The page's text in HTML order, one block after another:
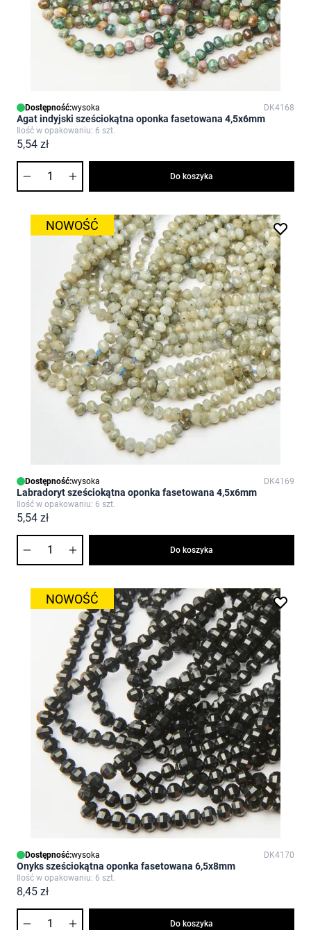
Dostępność:wysoka DK4168
Agat indyjski sześciokątna oponka fasetowana 4,5x6mm
Ilość w opakowaniu: 6 szt.
5,54 zł
Do koszyka
NOWOŚĆ
Dostępność:wysoka DK4169
Labradoryt sześciokątna oponka fasetowana 4,5x6mm
Ilość w opakowaniu: 6 szt.
5,54 zł
Do koszyka
NOWOŚĆ
Dostępność:wysoka DK4170
Onyks sześciokątna oponka fasetowana 6,5x8mm
Ilość w opakowaniu: 6 szt.
8,45 zł
Do koszyka